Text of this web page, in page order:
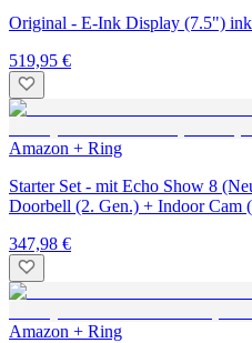
Original - E-Ink Display (7.5")
519,95 €
Amazon + Ring
Starter Set - mit Echo Show 8
Doorbell (2. Gen.) + Indoor Cam
347,98 €
Amazon + Ring